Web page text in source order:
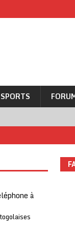
SPORTS
à